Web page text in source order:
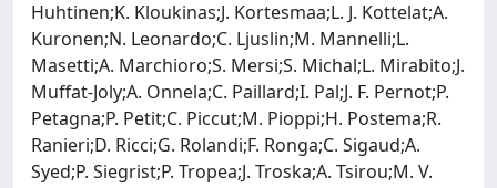
Huhtinen;K. Kloukinas;J. Kortesmaa;L. J. Kottelat;A.
Kuronen;N. Leonardo;C. Ljuslin;M. Mannelli;L.
Masetti;A. Marchioro;S. Mersi;S. Michal;L. Mirabito;J.
Muffat-Joly;A. Onnela;C. Paillard;I. Pal;J. F. Pernot;P.
Petagna;P. Petit;C. Piccut;M. Pioppi;H. Postema;R.
Ranieri;D. Ricci;G. Rolandi;F. Ronga;C. Sigaud;A.
Syed;P. Siegrist;P. Tropea;J. Troska;A. Tsirou;M. V.